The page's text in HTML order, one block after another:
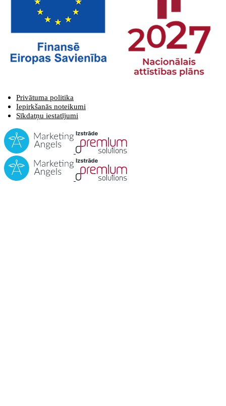
Privātuma politika
Iepirkšanās noteikumi
Sīkdatņu iestatījumi